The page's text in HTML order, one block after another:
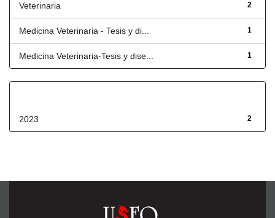
2
Veterinaria
1
Medicina Veterinaria - Tesis y di...
1
Medicina Veterinaria-Tesis y dise...
2
2023